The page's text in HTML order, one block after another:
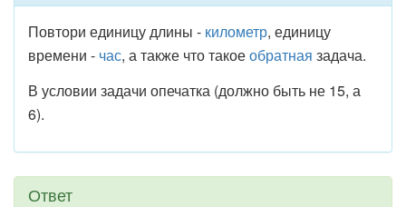
Повтори единицу длины - километр, единицу
времени - час, а также что такоеобратная задача.
В условии задачи опечатка (должно быть не 15, а
6).
Ответ